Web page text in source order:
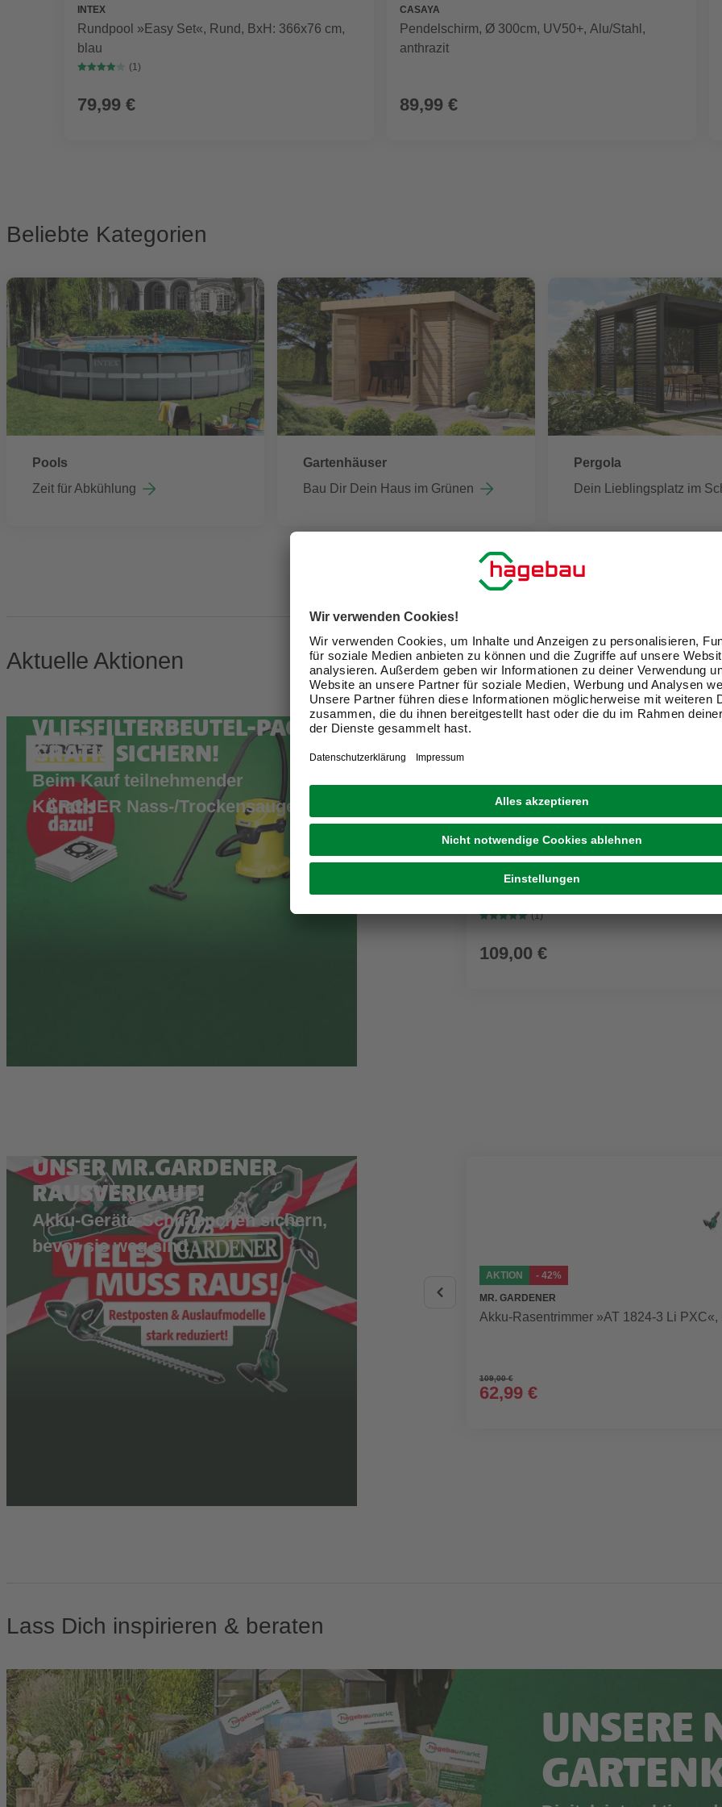
INTEX
Rundpool »Easy Set«, Rund, BxH: 366x76 cm,
blau
(1)
79,99 €
CASAYA
Pendelschirm, Ø 300cm, UV50+, Alu/Stahl,
anthrazit
89,99 €
Beliebte Kategorien
Pools
Zeit für Abkühlung
Gartenhäuser
Bau Dir Dein Haus im Grünen
Pergola
Dein Lieblingsplatz im
Aktuelle Aktionen
VLIESFILTERBEUTEL-PACK
GRATIS SICHERN!
Beim Kauf teilnehmender
KÄRCHER Nass-/Trockensauger
GRATIS ZUGABE
KÄRCHER
Nass-/Trockensauger WD 3 P V-17/4/20
Kunststoffbehälter
(1)
109,00 €
UNSER MR.GARDENER
RAUSVERKAUF!
Akku-Geräte-Schnäppchen sichern,
bevor sie weg sind
AKTION
- 42%
MR. GARDENER
Akku-Rasentrimmer »AT 1824-3 Li PXC«,
109,00 €
62,99 €
Lass Dich inspirieren & beraten
UNSERE